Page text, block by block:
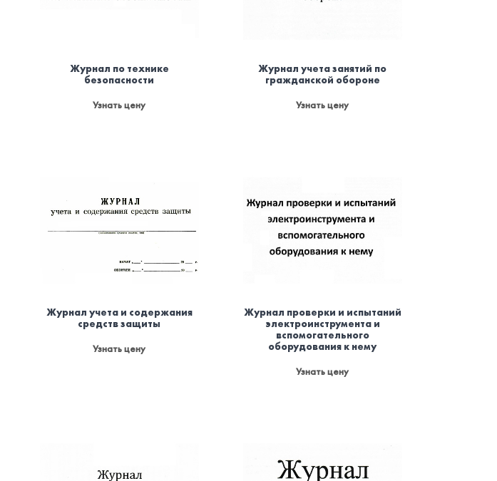
Журнал по технике
безопасности
Узнать цену
Журнал учета занятий по
гражданской обороне
Узнать цену
Журнал учета и содержания
средств защиты
Узнать цену
Журнал проверки и испытаний
электроинструмента и
вспомогательного
оборудования к нему
Узнать цену